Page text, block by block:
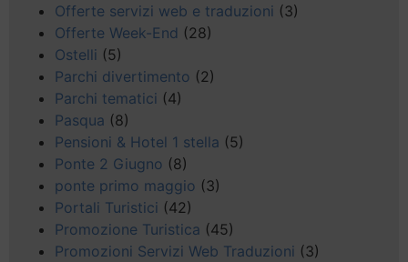
Offerte servizi web e traduzioni (3)
Offerte Week-End (28)
Ostelli (5)
Parchi divertimento (2)
Parchi tematici (4)
Pasqua (8)
Pensioni & Hotel 1 stella (5)
Ponte 2 Giugno (8)
ponte primo maggio (3)
Portali Turistici (42)
Promozione Turistica (45)
Promozioni Servizi Web Traduzioni (3)